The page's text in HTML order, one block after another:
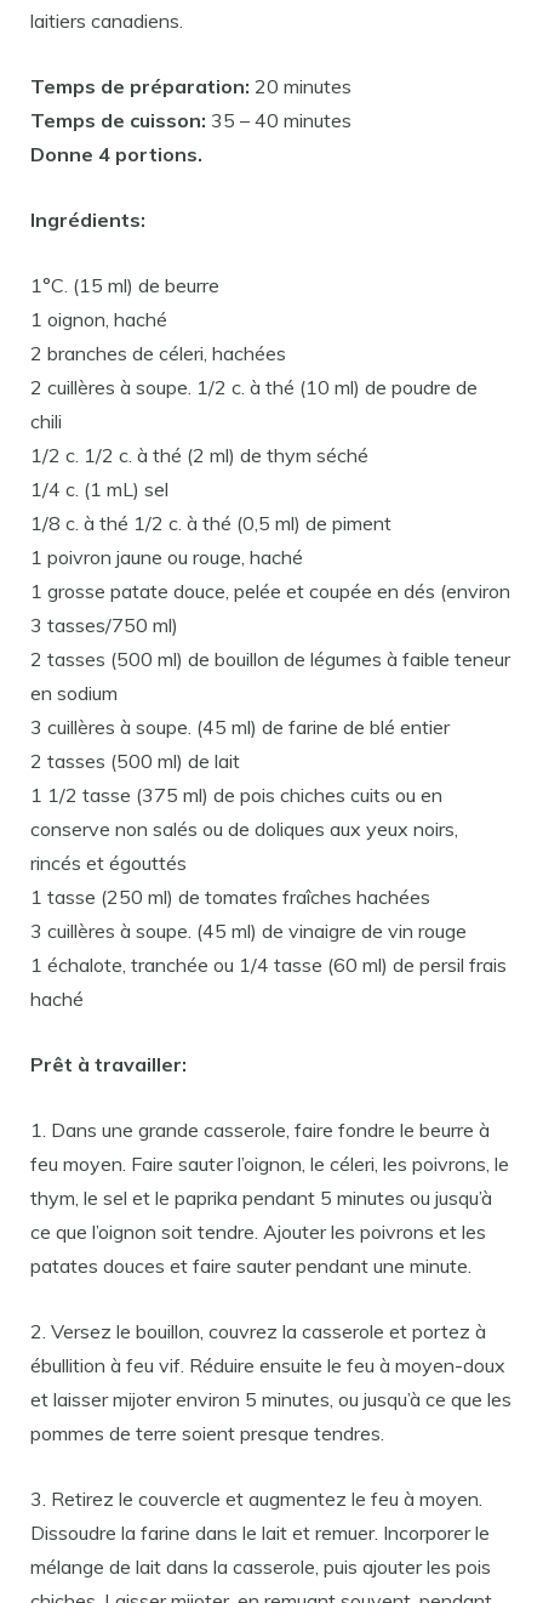
laitiers canadiens.
Temps de préparation: 20 minutes
Temps de cuisson: 35 – 40 minutes
Donne 4 portions.
Ingrédients:
1°C. (15 ml) de beurre
1 oignon, haché
2 branches de céleri, hachées
2 cuillères à soupe. 1/2 c. à thé (10 ml) de poudre de
chili
1/2 c. 1/2 c. à thé (2 ml) de thym séché
1/4 c. (1 mL) sel
1/8 c. à thé 1/2 c. à thé (0,5 ml) de piment
1 poivron jaune ou rouge, haché
1 grosse patate douce, pelée et coupée en dés (environ
3 tasses/750 ml)
2 tasses (500 ml) de bouillon de légumes à faible teneur
en sodium
3 cuillères à soupe. (45 ml) de farine de blé entier
2 tasses (500 ml) de lait
1 1/2 tasse (375 ml) de pois chiches cuits ou en
conserve non salés ou de doliques aux yeux noirs,
rincés et égouttés
1 tasse (250 ml) de tomates fraîches hachées
3 cuillères à soupe. (45 ml) de vinaigre de vin rouge
1 échalote, tranchée ou 1/4 tasse (60 ml) de persil frais
haché
Prêt à travailler:
1. Dans une grande casserole, faire fondre le beurre à
feu moyen. Faire sauter l’oignon, le céleri, les poivrons, le
thym, le sel et le paprika pendant 5 minutes ou jusqu’à
ce que l’oignon soit tendre. Ajouter les poivrons et les
patates douces et faire sauter pendant une minute.
2. Versez le bouillon, couvrez la casserole et portez à
ébullition à feu vif. Réduire ensuite le feu à moyen-doux
et laisser mijoter environ 5 minutes, ou jusqu’à ce que les
pommes de terre soient presque tendres.
3. Retirez le couvercle et augmentez le feu à moyen.
Dissoudre la farine dans le lait et remuer. Incorporer le
mélange de lait dans la casserole, puis ajouter les pois